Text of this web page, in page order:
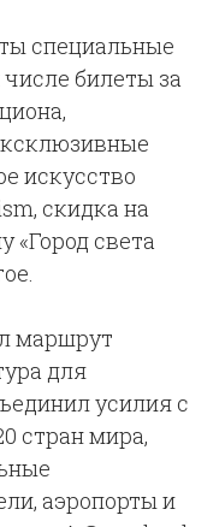
специальные
билеты за
искусство
скидка на
«Город света
маршрут
для
усилия с
стран мира,
аэропорты и